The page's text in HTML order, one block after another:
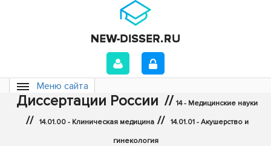
Меню сайта
Диссертации России // 14 - Медицинские науки
// 14.01.00 - Клиническая медицина // 14.01.01 - Акушерство и
гинекология